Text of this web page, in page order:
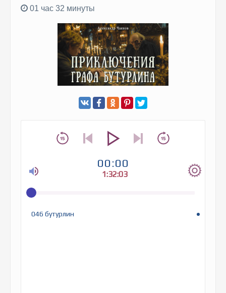
01 час 32 минуты
00:00
1:32:03
046 бутурлин